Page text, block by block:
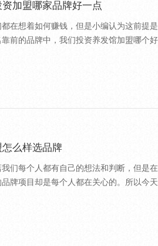
加盟哪家品牌好一点
在想着如何赚钱，但是小编认为这前提
前的品牌中，我们投资养发馆加盟哪个
么样选品牌
们每个人都有自己的想法和判断，但是
牌项目却是每个人都在关心的。所以今